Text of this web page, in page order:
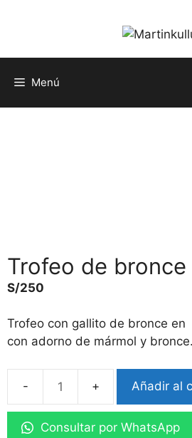
Menú
Trofeo de bronce
S/250
Trofeo con gallito de bronce
con adorno de mármol y bronce.
Trofeo
de
bronce
Añadir al
Consultar por WhatsApp